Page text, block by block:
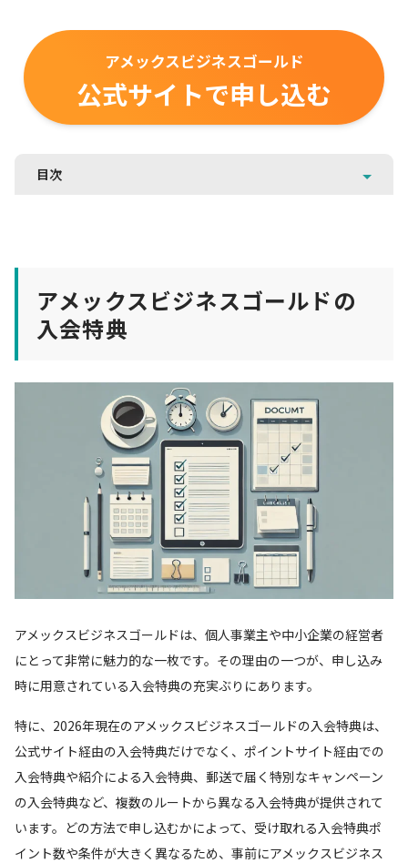
アメックスビジネスゴールド
公式サイトで申し込む
目次
アメックスビジネスゴールドの
入会特典
アメックスビジネスゴールドは、個人事業主や中小企業の経営者
にとって非常に魅力的な一枚です。その理由の一つが、申し込み
時に用意されている入会特典の充実ぶりにあります。
特に、2026年現在のアメックスビジネスゴールドの入会特典は、
公式サイト経由の入会特典だけでなく、ポイントサイト経由での
入会特典や紹介による入会特典、郵送で届く特別なキャンペーン
の入会特典など、複数のルートから異なる入会特典が提供されて
います。どの方法で申し込むかによって、受け取れる入会特典ポ
イント数や条件が大きく異なるため、事前にアメックスビジネス